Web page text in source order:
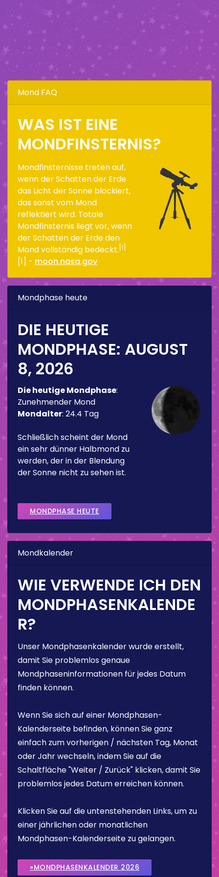
Mond FAQ
WAS IST EINE
MONDFINSTERNIS?
Mondfinsternisse treten auf,
wenn der Schatten der Erde
das Licht der Sonne blockiert,
das sonst vom Mond
reflektiert wird. Totale
Mondfinsternis liegt vor, wenn
der Schatten der Erde den
Mond vollständig bedeckt. [1]
[1] - moon.nasa.gov
Mondphase heute
DIE HEUTIGE
MONDPHASE: AUGUST
8, 2026
Die heutige Mondphase:
Zunehmender Mond
Mondalter: 24.4 Tag
Schließlich scheint der Mond
ein sehr dünner Halbmond zu
werden, der in der Blendung
der Sonne nicht zu sehen ist.
MONDPHASE HEUTE
Mondkalender
WIE VERWENDE ICH DEN
MONDPHASENKALENDE
R?
Unser Mondphasenkalender wurde erstellt,
damit Sie problemlos genaue
Mondphaseninformationen für jedes Datum
finden können.
Wenn Sie sich auf einer Mondphasen-
Kalenderseite befinden, können Sie ganz
einfach zum vorherigen / nächsten Tag, Monat
oder Jahr wechseln, indem Sie auf die
Schaltfläche "Weiter / Zurück" klicken, damit Sie
problemlos jedes Datum erreichen können.
Klicken Sie auf die untenstehenden Links, um zu
einer jährlichen oder monatlichen
Mondphasen-Kalenderseite zu gelangen.
»MONDPHASENKALENDER 2026